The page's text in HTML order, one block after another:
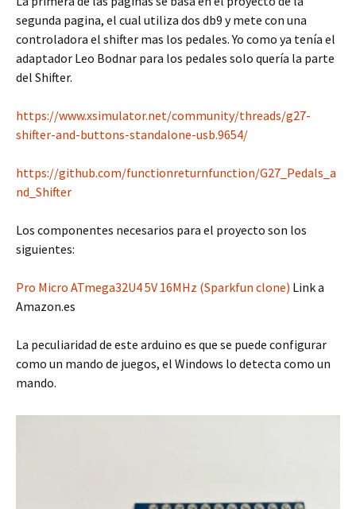
segunda pagina, el cual utiliza dos db9 y mete con una
controladora el shifter mas los pedales. Yo como ya tenía el
adaptador Leo Bodnar para los pedales solo quería la parte
del Shifter.
https://www.xsimulator.net/community/threads/g27-
shifter-and-buttons-standalone-usb.9654/
https://github.com/functionreturnfunction/G27_Pedals_a
nd_Shifter
Los componentes necesarios para el proyecto son los
siguientes:
Pro Micro ATmega32U4 5V 16MHz (Sparkfun clone) Link a
Amazon.es
La peculiaridad de este arduino es que se puede configurar
como un mando de juegos, el Windows lo detecta como un
mando.